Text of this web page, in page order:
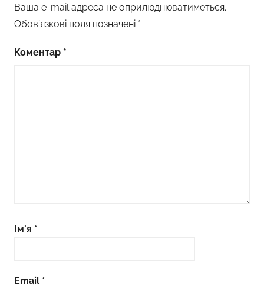
Ваша e-mail адреса не оприлюднюватиметься.
Обов’язкові поля позначені *
Коментар *
Ім'я *
Email *